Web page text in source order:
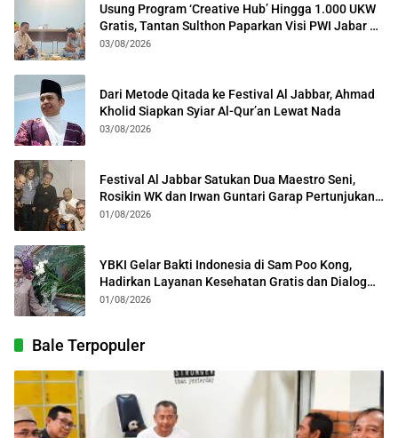
Usung Program ‘Creative Hub’ Hingga 1.000 UKW
Gratis, Tantan Sulthon Paparkan Visi PWI Jabar di
Kota Bogor
03/08/2026
Dari Metode Qitada ke Festival Al Jabbar, Ahmad
Kholid Siapkan Syiar Al-Qur’an Lewat Nada
03/08/2026
Festival Al Jabbar Satukan Dua Maestro Seni,
Rosikin WK dan Irwan Guntari Garap Pertunjukan
Kolosal
01/08/2026
YBKI Gelar Bakti Indonesia di Sam Poo Kong,
Hadirkan Layanan Kesehatan Gratis dan Dialog
Kebangsaan
01/08/2026
Bale Terpopuler